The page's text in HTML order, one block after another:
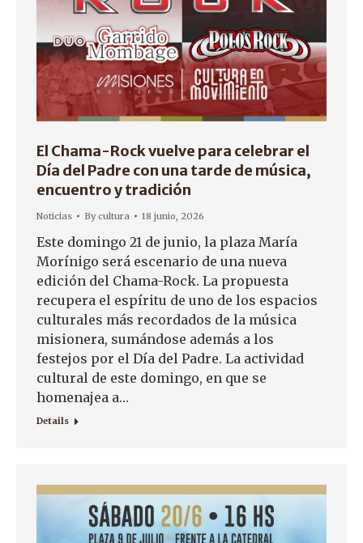
El Chama-Rock vuelve para celebrar el
Día del Padre con una tarde de música,
encuentro y tradición
Noticias Bycultura 18 junio, 2026
Este domingo 21 de junio, la plaza María
Morínigo será escenario de una nueva
edición del Chama-Rock. La propuesta
recupera el espíritu de uno de los espacios
culturales más recordados de la música
misionera, sumándose además a los
festejos por el Día del Padre. La actividad
cultural de este domingo, en que se
homenajea a…
Details